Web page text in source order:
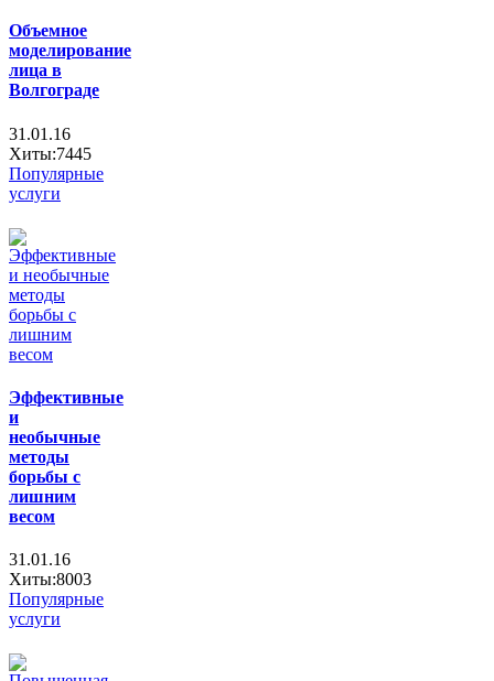
Объемное
моделирование
лица в
Волгограде
31.01.16
Хиты:7445
Популярные
услуги
Эффективные
и
необычные
методы
борьбы с
лишним
весом
31.01.16
Хиты:8003
Популярные
услуги